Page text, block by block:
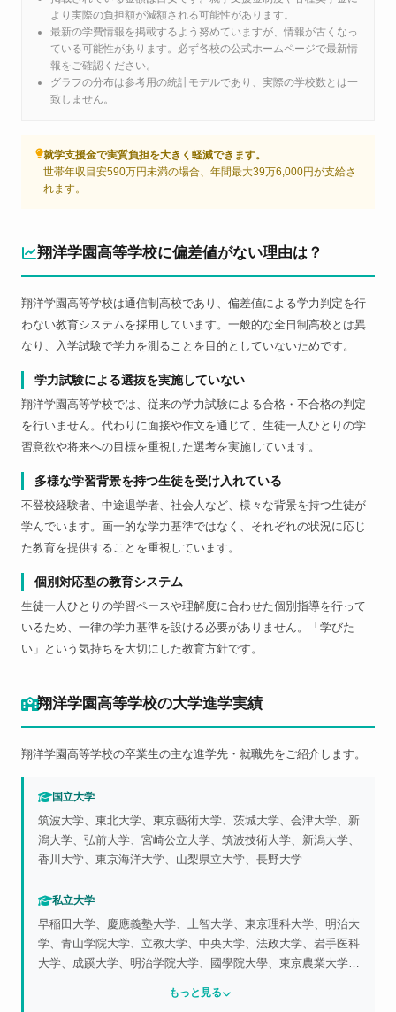
より実際の負担額が減額される可能性があります。
最新の学費情報を掲載するよう努めていますが、情報が古くなっ
ている可能性があります。必ず各校の公式ホームページで最新情
報をご確認ください。
グラフの分布は参考用の統計モデルであり、実際の学校数とは一
致しません。
就学支援金で実質負担を大きく軽減できます。
世帯年収目安590万円未満の場合、年間最大39万6,000円が支給さ
れます。
翔洋学園高等学校に偏差値がない理由は？
翔洋学園高等学校は通信制高校であり、偏差値による学力判定を行
わない教育システムを採用しています。一般的な全日制高校とは異
なり、入学試験で学力を測ることを目的としていないためです。
学力試験による選抜を実施していない
翔洋学園高等学校では、従来の学力試験による合格・不合格の判定
を行いません。代わりに面接や作文を通じて、生徒一人ひとりの学
習意欲や将来への目標を重視した選考を実施しています。
多様な学習背景を持つ生徒を受け入れている
不登校経験者、中途退学者、社会人など、様々な背景を持つ生徒が
学んでいます。画一的な学力基準ではなく、それぞれの状況に応じ
た教育を提供することを重視しています。
個別対応型の教育システム
生徒一人ひとりの学習ペースや理解度に合わせた個別指導を行って
いるため、一律の学力基準を設ける必要がありません。「学びた
い」という気持ちを大切にした教育方針です。
翔洋学園高等学校の大学進学実績
翔洋学園高等学校の卒業生の主な進学先・就職先をご紹介します。
国立大学
筑波大学、東北大学、東京藝術大学、茨城大学、会津大学、新
潟大学、弘前大学、宮崎公立大学、筑波技術大学、新潟大学、
香川大学、東京海洋大学、山梨県立大学、長野大学
私立大学
早稲田大学、慶應義塾大学、上智大学、東京理科大学、明治大
学、青山学院大学、立教大学、中央大学、法政大学、岩手医科
大学、成蹊大学、明治学院大学、國學院大學、東京農業大学、
海大学、亜細亜大学、帝京大学、国士舘大学、多摩美術大学、
もっと見る